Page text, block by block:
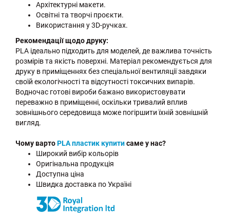
Архітектурні макети.
Освітні та творчі проєкти.
Використання у 3D-ручках.
Рекомендації щодо друку:
PLA ідеально підходить для моделей, де важлива точність
розмірів та якість поверхні. Матеріал рекомендується для
друку в приміщеннях без спеціальної вентиляції завдяки
своїй екологічності та відсутності токсичних випарів.
Водночас готові вироби бажано використовувати
переважно в приміщенні, оскільки тривалий вплив
зовнішнього середовища може погіршити їхній зовнішній
вигляд.
Чому вартоPLA пластик купитисаме у нас?
Широкий вибір кольорів
Оригінальна продукція
Доступна ціна
Швидка доставка по Україні